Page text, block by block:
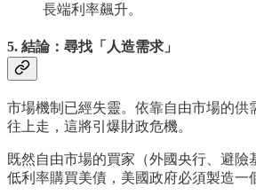
長端利率飆升。
5. 結論：尋找「人造需求」
市場機制已經失靈。依靠自由市場的供
往上走，這將引爆財政危機。
既然自由市場的買家（外國央行、避險
低利率購買美債，美國政府必須製造一